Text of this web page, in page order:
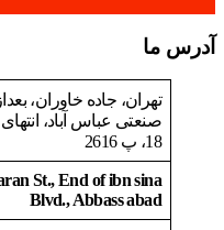
آدرس ما
تهران، جاده خاوران،
صنعتی عباس آباد،
18، پ 2616
St., End of ibn sina
Blvd., Abbass abad